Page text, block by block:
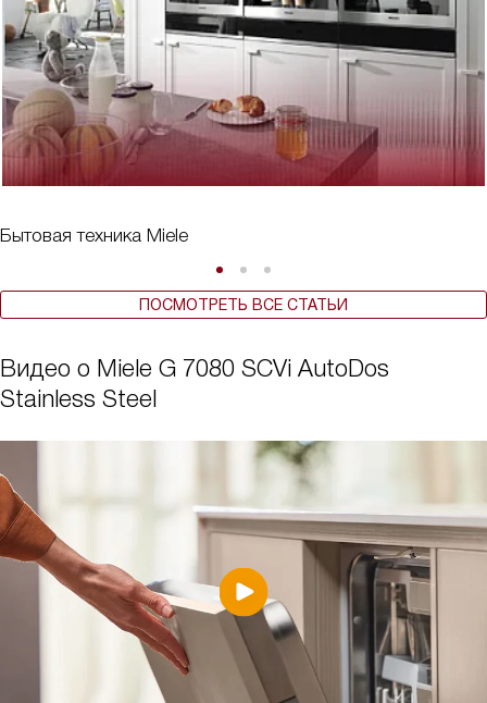
Бытовая техника Miele
ПОСМОТРЕТЬ ВСЕ СТАТЬИ
Видео о Miele G 7080 SCVi AutoDos
Stainless Steel